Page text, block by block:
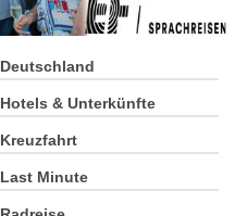
Deutschland
Hotels & Unterkünfte
Kreuzfahrt
Last Minute